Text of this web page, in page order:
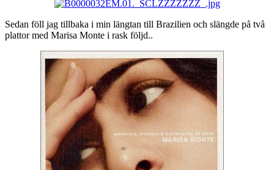
Sedan föll jag tillbaka i min längtan till Brazilien och slängde på två
plattor med Marisa Monte i rask följd..